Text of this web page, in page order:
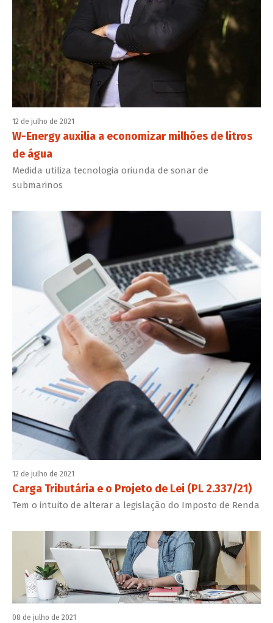
12 de julho de 2021
W-Energy auxilia a economizar milhões de litros
de água
Medida utiliza tecnologia oriunda de sonar de
submarinos
12 de julho de 2021
Carga Tributária e o Projeto de Lei (PL 2.337/21)
Tem o intuito de alterar a legislação do Imposto de Renda
08 de julho de 2021